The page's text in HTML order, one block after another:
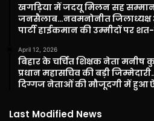
खगड़िया में जदयू मिलन सह सम्मान
जनसैलाब…नवमनोनीत जिलाध्यक्ष
पार्टी हाईकमान की उम्मीदों पर
April 12, 2026
बिहार के चर्चित शिक्षक नेता मनीष
प्रधान महासचिव की बड़ी
दिग्गज नेताओं की मौजूदगी में हुआ
Last Modified News